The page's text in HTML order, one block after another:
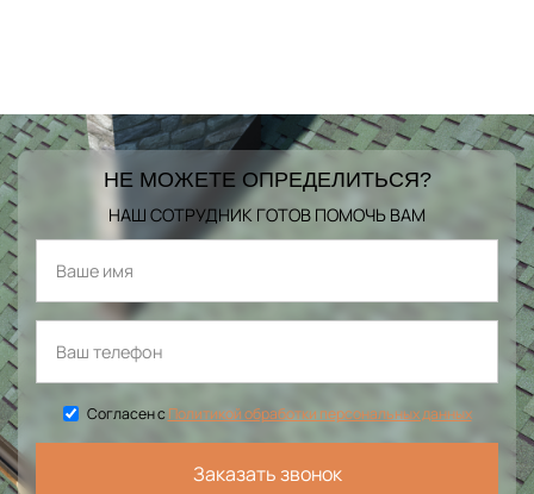
НЕ МОЖЕТЕ ОПРЕДЕЛИТЬСЯ?
НАШ СОТРУДНИК ГОТОВ ПОМОЧЬ ВАМ
Согласен сПолитикой обработки персональных данных
Заказать звонок